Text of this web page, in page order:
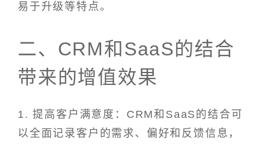
易于升级等特点。
二、CRM和SaaS的结合
带来的增值效果
1. 提高客户满意度：CRM和SaaS的结合可
以全面记录客户的需求、偏好和反馈信息，